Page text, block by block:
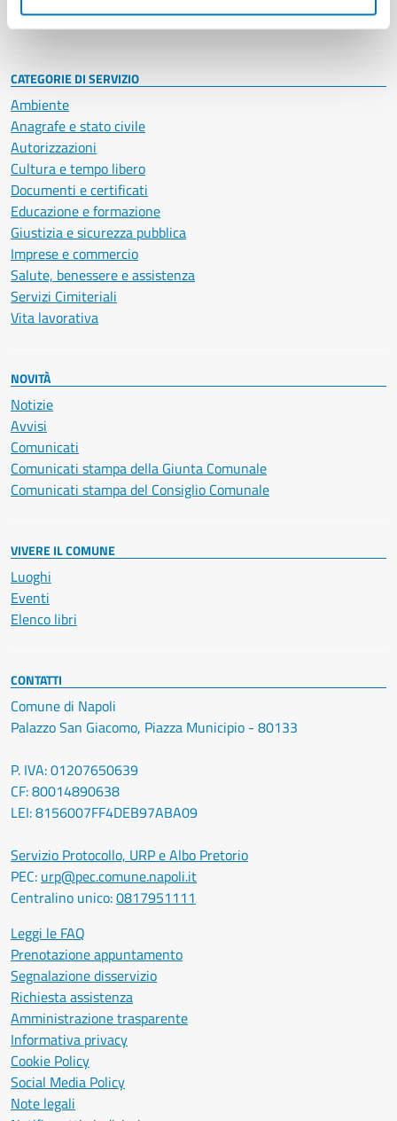
Intranet, posta aziendale e protocollo
CATEGORIE DI SERVIZIO
Ambiente
Anagrafe e stato civile
Autorizzazioni
Cultura e tempo libero
Documenti e certificati
Educazione e formazione
Giustizia e sicurezza pubblica
Imprese e commercio
Salute, benessere e assistenza
Servizi Cimiteriali
Vita lavorativa
NOVITÀ
Notizie
Avvisi
Comunicati
Comunicati stampa della Giunta Comunale
Comunicati stampa del Consiglio Comunale
VIVERE IL COMUNE
Luoghi
Eventi
Elenco libri
CONTATTI
Comune di Napoli
Palazzo San Giacomo, Piazza Municipio - 80133
P. IVA: 01207650639
CF: 80014890638
LEI: 8156007FF4DEB97ABA09
Servizio Protocollo, URP e Albo Pretorio
PEC: urp@pec.comune.napoli.it
Centralino unico:0817951111
Leggi le FAQ
Prenotazione appuntamento
Segnalazione disservizio
Richiesta assistenza
Amministrazione trasparente
Informativa privacy
Cookie Policy
Social Media Policy
Note legali